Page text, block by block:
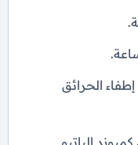
الحرائق
الباتيو